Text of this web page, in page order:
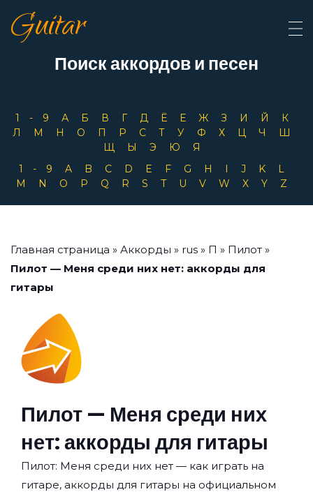
Guitar
Поиск аккордов и песен
1-9 А Б В Г Д Ё Е Ж З И Й
К
Л
М Н О П Р С Т У Ф Х Ц Ч
Ш
Щ
Ы Э Ю
Я
1-9
A B C D E F G H I J K
L
M
N O P Q R S T U V W X Y Z
Главная страница » Аккорды » rus » П » Пилот »
Пилот — Меня среди них нет: аккорды для
гитары
Пилот — Меня среди них
нет: аккорды для гитары
Пилот: Меня среди них нет — как играть на
гитаре, аккорды для гитары на официальном